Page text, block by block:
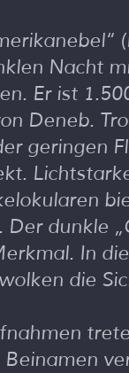
Nacht
Er ist
Deneb.
geringen
Der dunkle
In
die